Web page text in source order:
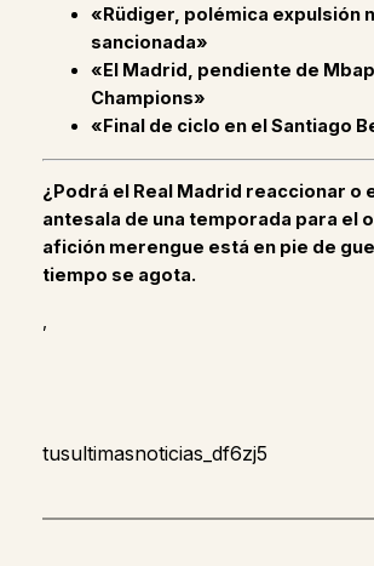
«Rüdiger, polémica expulsión
sancionada»
«El Madrid, pendiente de
Champions»
«Final de ciclo en el Santiago
¿Podrá el Real Madrid reaccionar o
antesala de una temporada para el
afición merengue está en pie de
tiempo se agota.
,
tusultimasnoticias_df6zj5